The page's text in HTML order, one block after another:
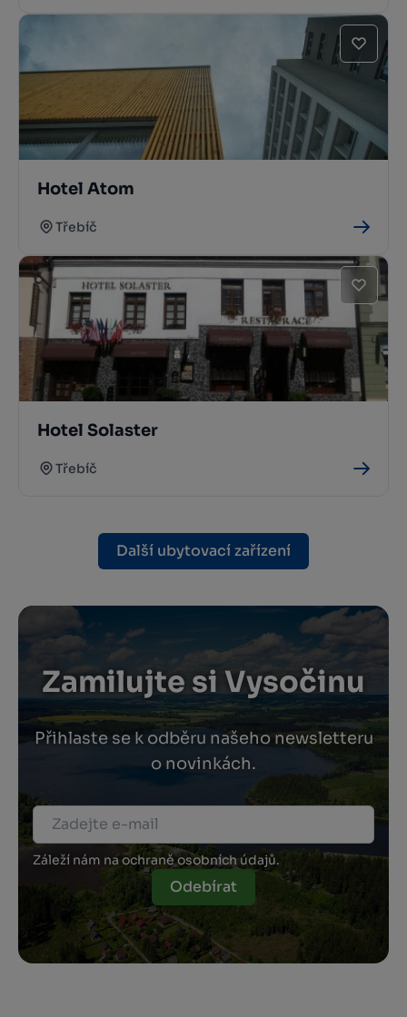
Hotel Atom
Třebíč
Hotel Solaster
Třebíč
Další ubytovací zařízení
Zamilujte si Vysočinu
Přihlaste se k odběru našeho newsletteru
o novinkách.
Záleží nám na ochraně osobních údajů.
Odebírat